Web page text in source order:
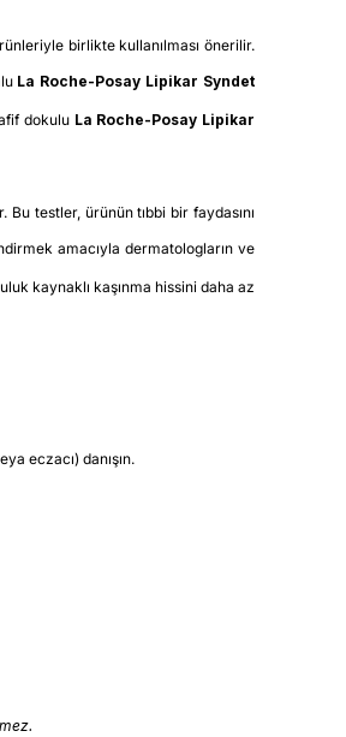
birlikte kullanılması önerilir.
La Roche-Posay Lipikar Syndet
dokulu La Roche-Posay Lipikar
testler, ürünün tıbbi bir faydasını
amacıyla dermatologların ve
kaynaklı kaşınma hissini daha az
eczacı) danışın.